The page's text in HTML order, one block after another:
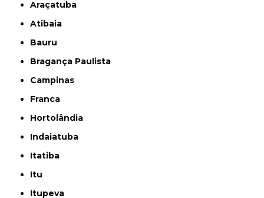
Araçatuba
Atibaia
Bauru
Bragança Paulista
Campinas
Franca
Hortolândia
Indaiatuba
Itatiba
Itu
Itupeva